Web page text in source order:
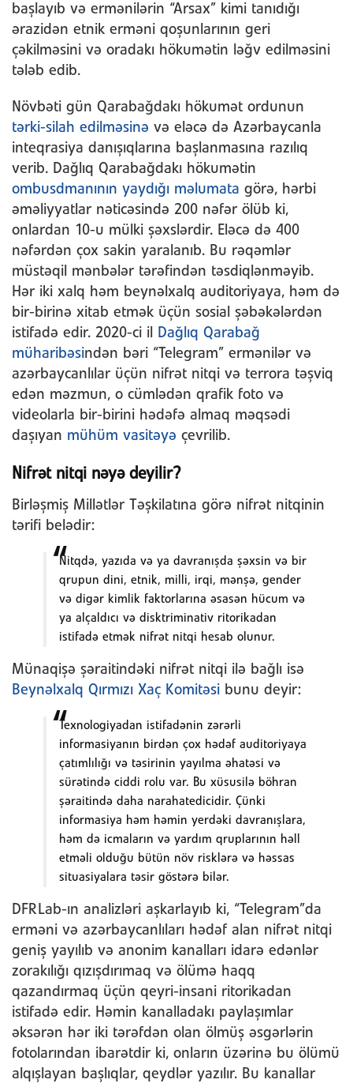
başlayıb və ermənilərin “Arsax” kimi tanıdığı
ərazidən etnik erməni qoşunlarının geri
çəkilməsini və oradakı hökumətin ləğv edilməsini
tələb edib.
Növbəti gün Qarabağdakı hökumət ordunun
tərki-silah edilməsinə və eləcə də Azərbaycanla
inteqrasiya danışıqlarına başlanmasına razılıq
verib. Dağlıq Qarabağdakı hökumətin
ombusdmanının yaydığı məlumata görə, hərbi
əməliyyatlar nəticəsində 200 nəfər ölüb ki,
onlardan 10-u mülki şəxslərdir. Eləcə də 400
nəfərdən çox sakin yaralanıb. Bu rəqəmlər
müstəqil mənbələr tərəfindən təsdiqlənməyib.
Hər iki xalq həm beynəlxalq auditoriyaya, həm də
bir-birinə xitab etmək üçün sosial şəbəkələrdən
istifadə edir. 2020-ci il
Dağlıq Qarabağ
müharibəsindən bəri “Telegram” ermənilər və
azərbaycanlılar üçün nifrət nitqi və terrora təşviq
edən məzmun, o cümlədən qrafik foto və
videolarla bir-birini hədəfə almaq məqsədi
daşıyan mühüm vasitəyə çevrilib.
Nifrət nitqi nəyə deyilir?
Birləşmiş Millətlər Təşkilatına görə nifrət nitqinin
tərifi belədir:
Nitqdə, yazıda və ya davranışda şəxsin və bir
qrupun dini, etnik, milli, irqi, mənşə, gender
və digər kimlik faktorlarına əsasən hücum və
ya alçaldıcı və disktriminativ ritorikadan
istifadə etmək nifrət nitqi hesab olunur.
Münaqişə şəraitindəki nifrət nitqi ilə bağlı isə
Beynəlxalq Qırmızı Xaç Komitəsi bunu deyir:
Texnologiyadan istifadənin zərərli
informasiyanın birdən çox hədəf auditoriyaya
çatımlılığı və təsirinin yayılma əhatəsi və
sürətində ciddi rolu var. Bu xüsusilə böhran
şəraitində daha narahatedicidir. Çünki
informasiya həm həmin yerdəki davranışlara,
həm də icmaların və yardım qruplarının həll
etməli olduğu bütün növ risklərə və həssas
situasiyalara təsir göstərə bilər.
DFRLab-ın analizləri aşkarlayıb ki, “Telegram”da
erməni və azərbaycanlıları hədəf alan nifrət nitqi
geniş yayılıb və anonim kanalları idarə edənlər
zorakılığı qızışdırımaq və ölümə haqq
qazandırmaq üçün qeyri-insani ritorikadan
istifadə edir. Həmin kanalladakı paylaşımlar
əksərən hər iki tərəfdən olan ölmüş əsgərlərin
fotolarından ibarətdir ki, onların üzərinə bu ölümü
alqışlayan başlıqlar, qeydlər yazılır. Bu kanallar